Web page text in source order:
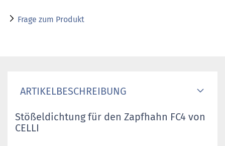
Frage zum Produkt
ARTIKELBESCHREIBUNG
Stößeldichtung für den Zapfhahn FC4 von
CELLI